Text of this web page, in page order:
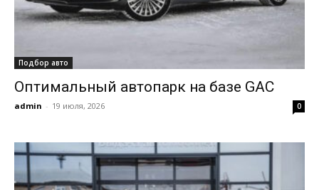
Подбор авто
Оптимальный автопарк на базе GAC
admin - 19 июля, 2026 0